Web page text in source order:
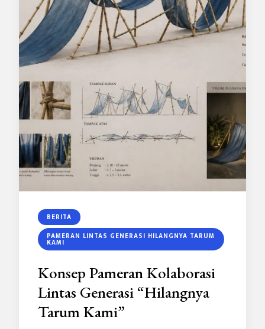
BERITA
PAMERAN LINTAS GENERASI HILANGNYA TARUM
KAMI
Konsep Pameran Kolaborasi
Lintas Generasi “Hilangnya
Tarum Kami”